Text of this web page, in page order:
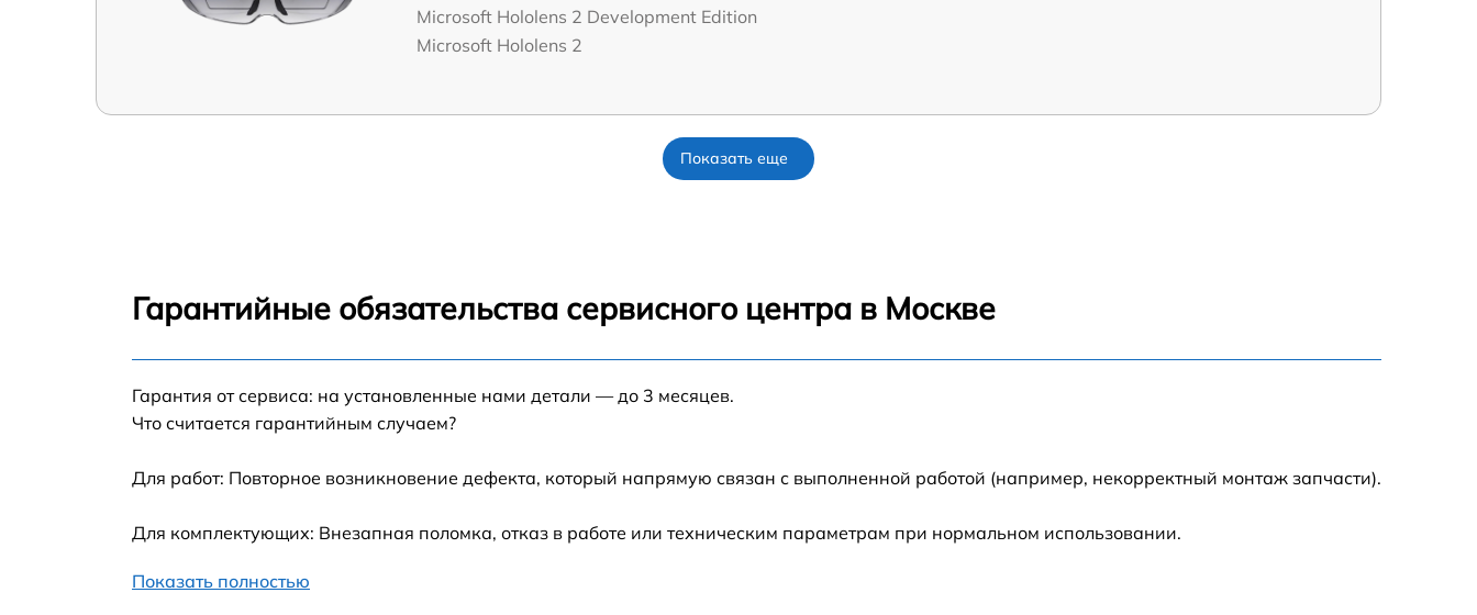
Microsoft Hololens 2 Development Edition
Microsoft Hololens 2
Показать еще
Гарантийные обязательства сервисного центра в Москве
Гарантия от сервиса: на установленные нами детали — до 3 месяцев.
Что считается гарантийным случаем?
Для работ: Повторное возникновение дефекта, который напрямую связан с выполненной работой (например, некорректный монтаж запчасти).
Для комплектующих: Внезапная поломка, отказ в работе или техническим параметрам при нормальном использовании.
Показать полностью